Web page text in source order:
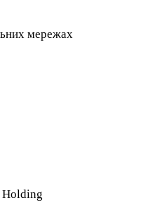
мережах
Holding